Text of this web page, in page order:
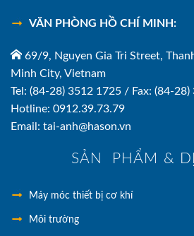
VĂN PHÒNG HỒ CHÍ MINH:
69/9, Nguyen Gia Tri Street,
Minh City, Vietnam
Tel: (84-28) 3512 1725 / Fax: (84-
Hotline: 0912.39.73.79
Email: tai-anh@hason.vn
SẢN PHẨM &
Máy móc thiết bị cơ khí
Môi trường